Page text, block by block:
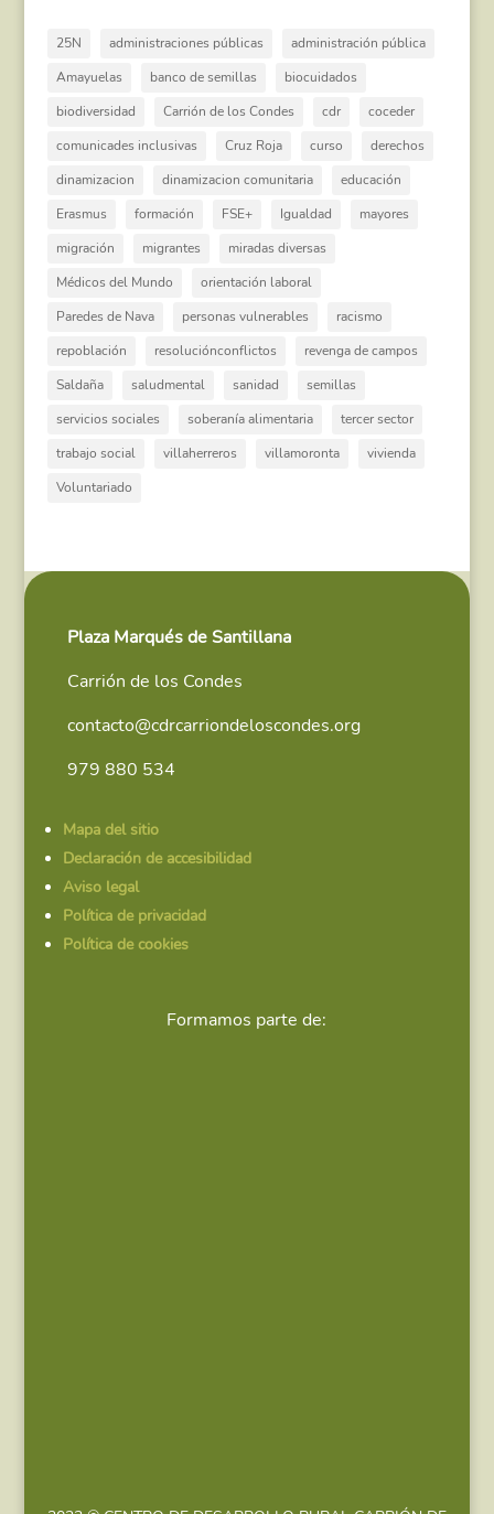
25N administraciones públicas
administración pública
Amayuelas
banco de semillas
biocuidados
biodiversidad
Carrión de los Condes cdr
coceder
comunicades inclusivas
Cruz Roja curso
derechos
dinamizacion
dinamizacion comunitaria
educación
Erasmus
formación FSE+ Igualdad
mayores
migración
migrantes
miradas diversas
Médicos del Mundo
orientación laboral
Paredes de Nava
personas vulnerables
racismo
repoblación
resoluciónconflictos
revenga de campos
Saldaña
saludmental sanidad
semillas
servicios sociales
soberanía alimentaria
tercer sector
trabajo social
villaherreros villamoronta
vivienda
Voluntariado
Plaza Marqués de Santillana
Carrión de los Condes
contacto@cdrcarriondeloscondes.org
979 880 534
Mapa del sitio
Declaración de accesibilidad
Aviso legal
Política de privacidad
Política de cookies
Formamos parte de: